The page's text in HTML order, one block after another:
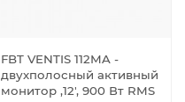
FBT VENTIS 112MA -
двухполосный активный
монитор ,12', 900 Вт RMS